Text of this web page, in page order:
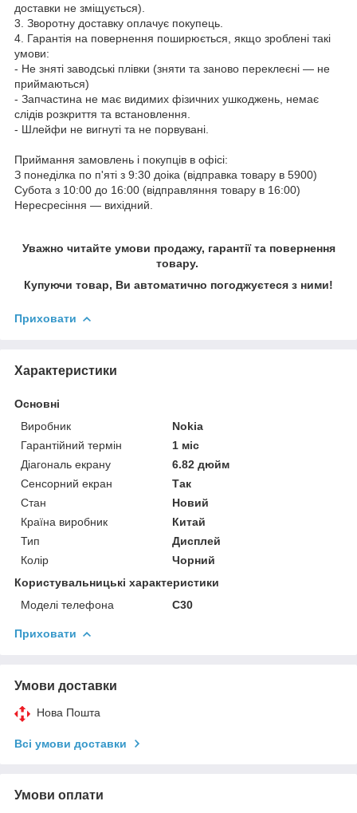
доставки не зміщується).
3. Зворотну доставку оплачує покупець.
4. Гарантія на повернення поширюється, якщо зроблені такі
умови:
- Не зняті заводські плівки (зняти та заново переклеєні — не
приймаються)
- Запчастина не має видимих фізичних ушкоджень, немає
слідів розкриття та встановлення.
- Шлейфи не вигнуті та не порвувані.
Приймання замовлень і покупців в офісі:
З понеділка по п'яті з 9:30 доіка (відправка товару в 5900)
Субота з 10:00 до 16:00 (відправляння товару в 16:00)
Нересресіння — вихідний.
Уважно читайте умови продажу, гарантії та повернення
товару.
Купуючи товар, Ви автоматично погоджуєтеся з ними!
Приховати
Характеристики
Основні
Виробник
Nokia
Гарантійний термін
1 міс
Діагональ екрану
6.82 дюйм
Сенсорний екран
Так
Стан
Новий
Країна виробник
Китай
Тип
Дисплей
Колір
Чорний
Користувальницькі характеристики
Моделі телефона
C30
Приховати
Умови доставки
Нова Пошта
Всі умови доставки
Умови оплати